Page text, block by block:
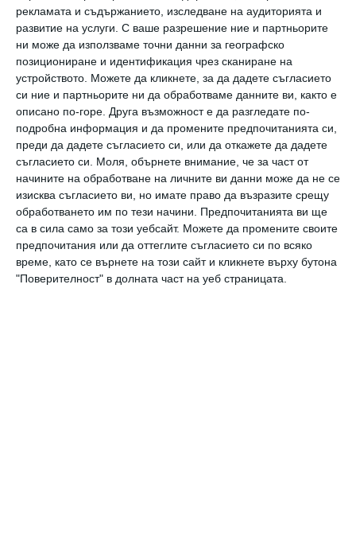
рекламата и съдържанието, изследване на аудиторията и
развитие на услуги. С ваше разрешение ние и партньорите
ни може да използваме точни данни за географско
позициониране и идентификация чрез сканиране на
устройството. Можете да кликнете, за да дадете съгласието
си ние и партньорите ни да обработваме данните ви, както е
описано по-горе. Друга възможност е да разгледате по-
подробна информация и да промените предпочитанията си,
преди да дадете съгласието си, или да откажете да дадете
съгласието си.
Моля, обърнете внимание, че за част от
начините на обработване на личните ви данни може да не се
изисква съгласието ви, но имате право да възразите срещу
обработването им по тези начини. Предпочитанията ви ще
са в сила само за този уебсайт. Можете да промените своите
предпочитания или да оттеглите съгласието си по всяко
време, като се върнете на този сайт и кликнете върху бутона
"Поверителност" в долната част на уеб страницата.
Включващи 420 187 деца и ученици. По
схемата „Училищен плод“ са одобрени 3 218
учебни заведения, в които са обхванати 417
455 деца и ученици.
Приетата мярка ще важи за целия период на
въведеното извънредно положение, като след това
доставките ще се извършват за изминалата седмица,
съобщиха от МЗХГ.
менюученициучилищесхемиплодовемлякодоставка
Образование
От днес до четвъртък учениците ще са с